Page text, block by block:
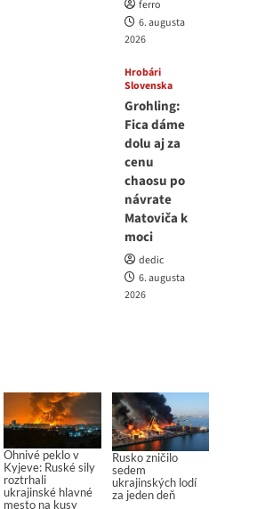
ferro
6. augusta
2026
Hrobári
Slovenska
Grohling:
Fica dáme
dolu aj za
cenu
chaosu po
návrate
Matoviča k
moci
dedic
6. augusta
2026
Ohnivé peklo v
Kyjeve: Ruské sily
roztrhali
ukrajinské hlavné
mesto na kusy
Rusko zničilo
sedem
ukrajinských lodí
za jeden deň